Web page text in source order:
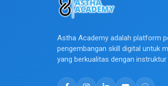
Astha Academy adalah platform
pengembangan skill digital untuk
yang berkualitas dengan